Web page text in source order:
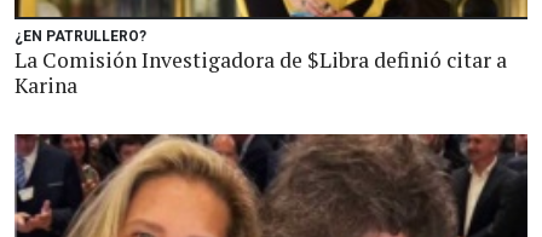
¿EN PATRULLERO?
La Comisión Investigadora de $Libra definió citar a
Karina